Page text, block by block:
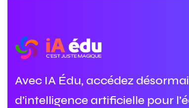
Avec IA Édu, accédez
d’intelligence artificielle pour